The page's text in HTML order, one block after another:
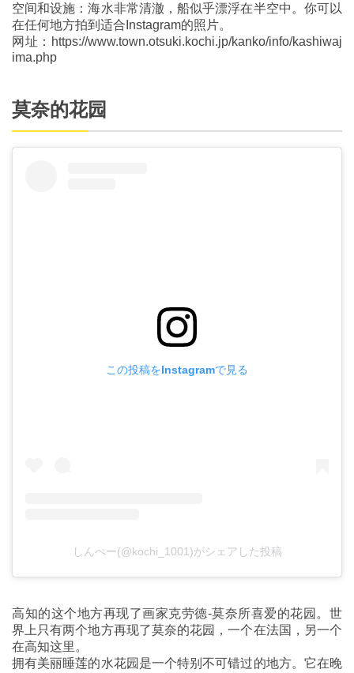
空间和设施：海水非常清澈，船似乎漂浮在半空中。你可以
在任何地方拍到适合Instagram的照片。
网址：https://www.town.otsuki.kochi.jp/kanko/info/kashiwaj
ima.php
莫奈的花园
この投稿をInstagramで見る
しんぺー(@kochi_1001)がシェアした投稿
高知的这个地方再现了画家克劳德-莫奈所喜爱的花园。世
界上只有两个地方再现了莫奈的花园，一个在法国，另一个
在高知这里。
拥有美丽睡莲的水花园是一个特别不可错过的地方。它在晚